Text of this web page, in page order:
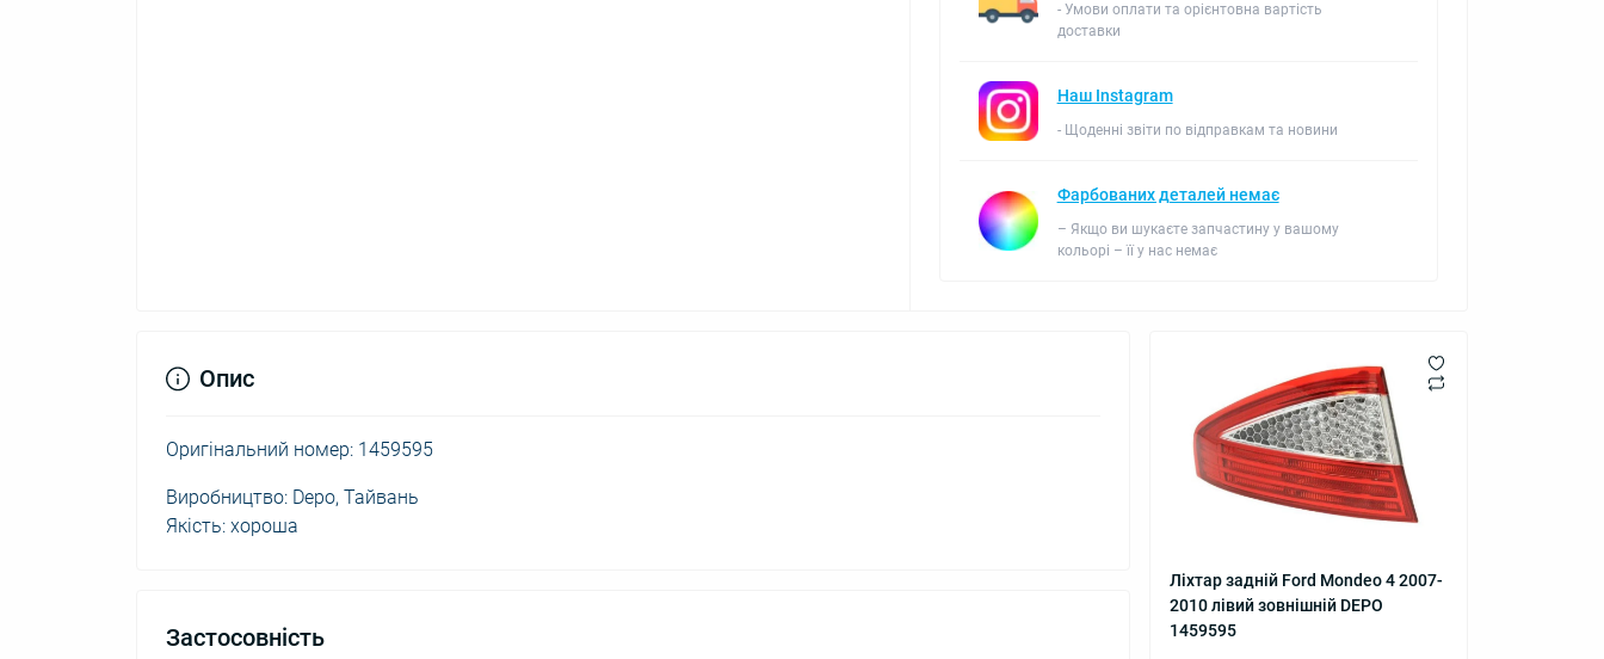
- Умови оплати та орієнтовна вартість
доставки
Наш Instagram
- Щоденні звіти по відправкам та новини
Фарбованих деталей немає
– Якщо ви шукаєте запчастину у вашому
кольорі – її у нас немає
Ліхтар задній Ford Mondeo 4 2007-
2010 лівий зовнішній DEPO
1459595
Опис
Оригінальний номер: 1459595
Виробництво: Depo, Тайвань
Якість: хороша
Застосовність